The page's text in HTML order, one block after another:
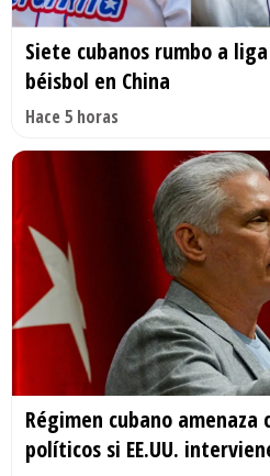
Siete cubanos rumbo a
béisbol en China
Hace 5 horas
Régimen cubano
políticos si EE.UU.